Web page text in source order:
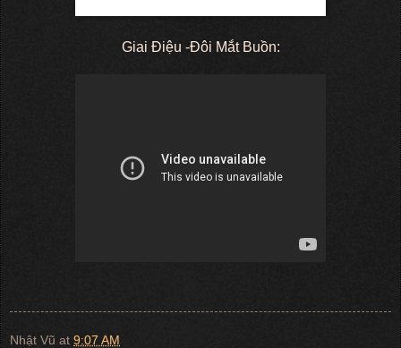
Giai Điệu -Đôi Mắt Buồn:
Nhật Vũ at 9:07 AM